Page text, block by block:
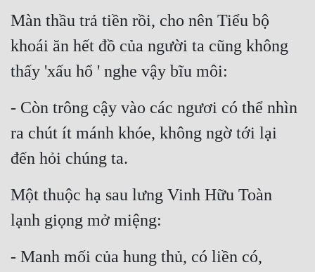
Màn thầu trả tiền rồi, cho nên Tiểu bộ
khoái ăn hết đồ của người ta cũng không
thấy 'xấu hổ ' nghe vậy bĩu môi:
- Còn trông cậy vào các ngươi có thể nhìn
ra chút ít mánh khóe, không ngờ tới lại
đến hỏi chúng ta.
Một thuộc hạ sau lưng Vinh Hữu Toàn
lạnh giọng mở miệng:
- Manh mối của hung thủ, có liền có,